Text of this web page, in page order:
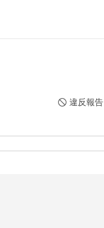
違反報告